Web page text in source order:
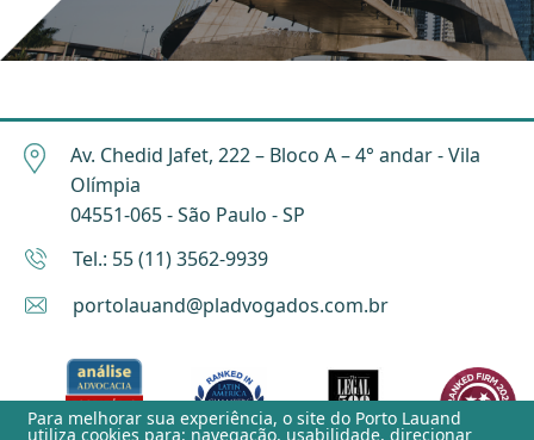
Av. Chedid Jafet, 222 – Bloco A – 4° andar - Vila
Olímpia
04551-065 - São Paulo - SP
Tel.: 55 (11) 3562-9939
portolauand@pladvogados.com.br
Para melhorar sua experiência, o site do Porto Lauand
utiliza cookies para: navegação, usabilidade, direcionar